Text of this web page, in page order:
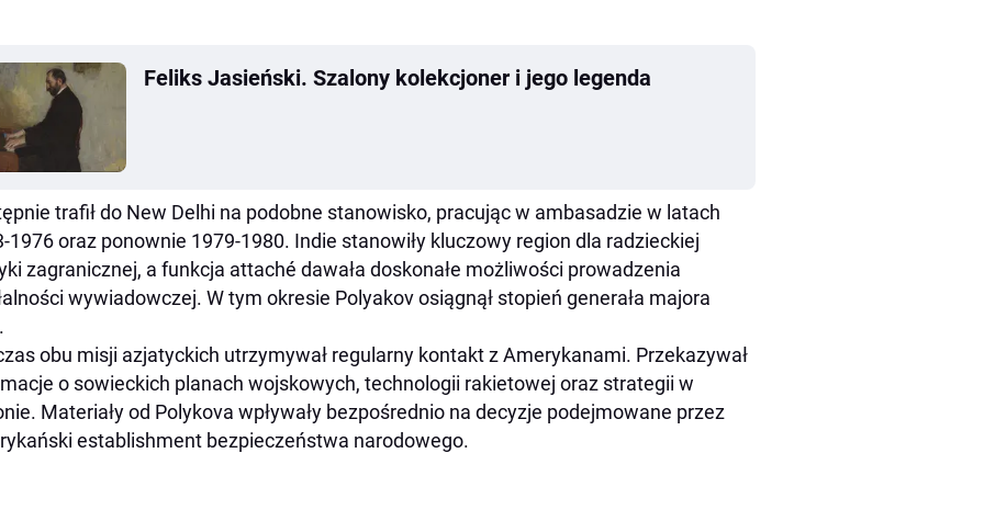
Feliks Jasieński. Szalony kolekcjoner i jego legenda
trafił do New Delhi na podobne stanowisko, pracując w ambasadzie w latach
1976 oraz ponownie 1979-1980. Indie stanowiły kluczowy region dla radzieckiej
zagranicznej, a funkcja attaché dawała doskonałe możliwości prowadzenia
wywiadowczej. W tym okresie Polyakov osiągnął stopień generała majora
obu misji azjatyckich utrzymywał regularny kontakt z Amerykanami. Przekazywał
o sowieckich planach wojskowych, technologii rakietowej oraz strategii w
Materiały od Polykova wpływały bezpośrednio na decyzje podejmowane przez
establishment bezpieczeństwa narodowego.